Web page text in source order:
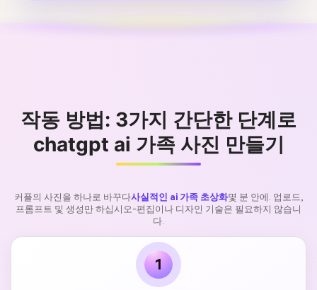
작동 방법: 3가지 간단한 단계로
chatgpt ai 가족 사진 만들기
커플의 사진을 하나로 바꾸다사실적인 ai 가족 초상화몇 분 안에. 업로드,
프롬프트 및 생성만 하십시오-편집이나 디자인 기술은 필요하지 않습니
다.
1